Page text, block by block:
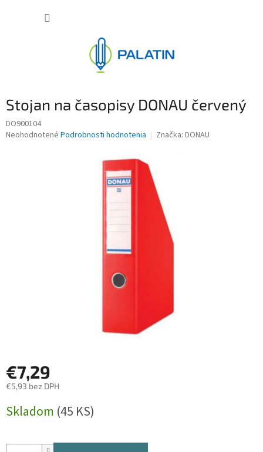
Stojan na časopisy DONAU červený
DO900104
Priemerné
Neohodnotené Podrobnosti hodnotenia Značka: DONAU
€7,29
€5,93 bez DPH
cena:
Skladom (45 KS)